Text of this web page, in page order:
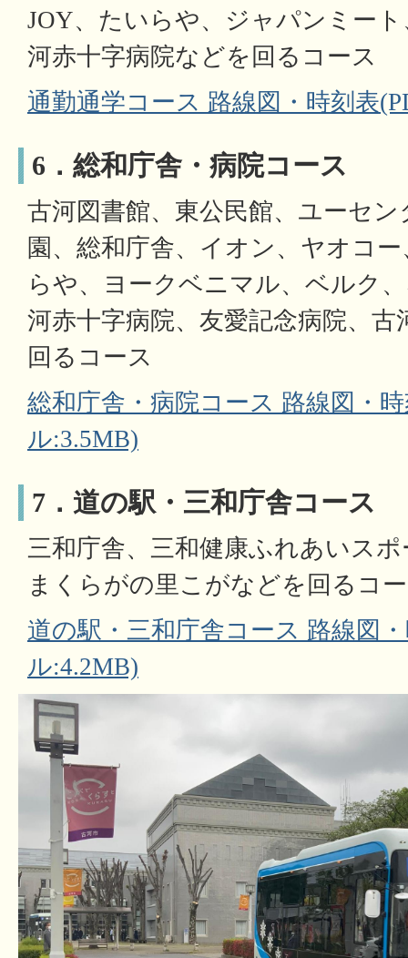
JOY、たいらや、ジャパンミー
河赤十字病院などを回るコース
通勤通学コース 路線図・時刻表
6．総和庁舎・病院コース
古河図書館、東公民館、ユーセ
園、総和庁舎、イオン、ヤオコ
らや、ヨークベニマル、ベルク
河赤十字病院、友愛記念病院、
回るコース
総和庁舎・病院コース 路線図・
ル:3.5MB)
7．道の駅・三和庁舎コース
三和庁舎、三和健康ふれあいス
まくらがの里こがなどを回るコ
道の駅・三和庁舎コース 路線図
ル:4.2MB)